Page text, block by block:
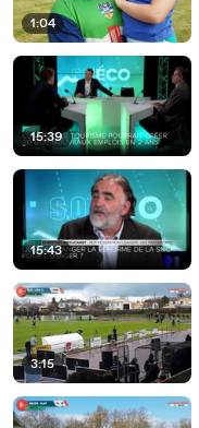
1:04
15:39
15:43
3:15